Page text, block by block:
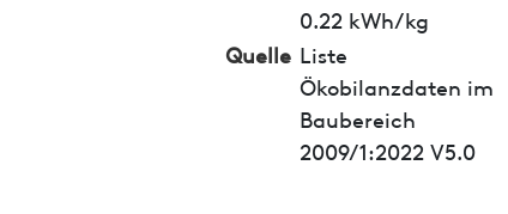
0.22 kWh/kg
Quelle Liste
Ökobilanzdaten im
Baubereich
2009/1:2022 V5.0